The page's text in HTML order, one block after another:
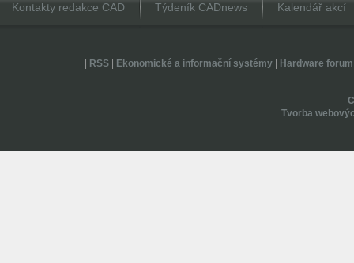
Kontakty redakce CAD Týdeník CADnews Kalendář akcí
RSS| Ekonomické a informační systémy| Hardware forum
Tvorba